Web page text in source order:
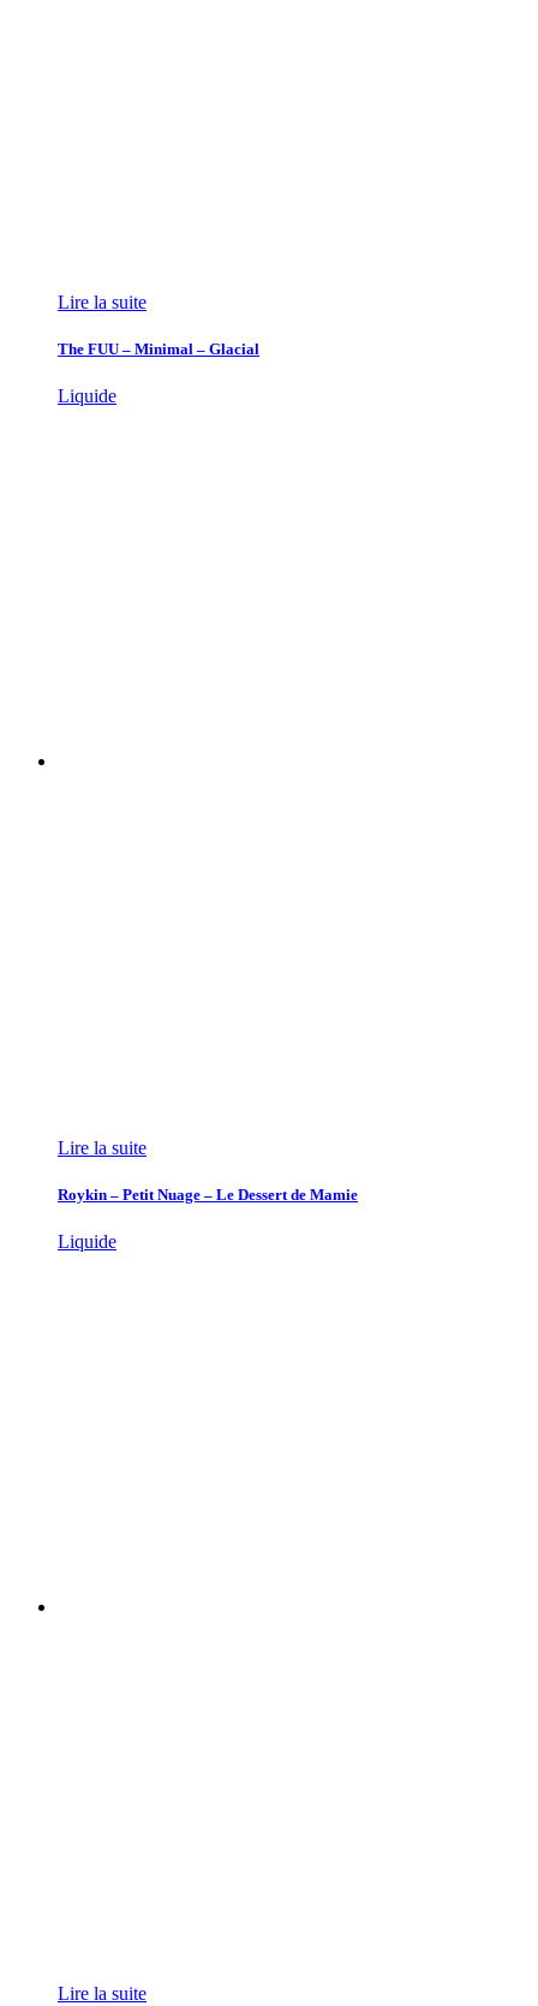
Lire la suite
The FUU – Minimal – Glacial
Liquide
Lire la suite
Roykin – Petit Nuage – Le Dessert de Mamie
Liquide
Lire la suite